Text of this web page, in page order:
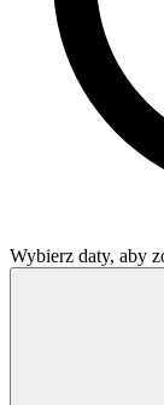
Wybierz daty, aby